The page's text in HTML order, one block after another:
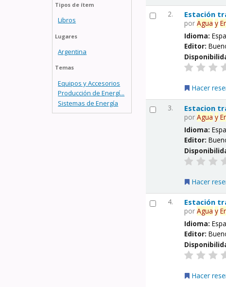
Tipos de ítem
Libros
Lugares
Argentina
Temas
Equipos y Accesorios
Producción de Energí...
Sistemas de Energía
2. Estación
porAgua y
Idioma:
Editor:
Hacer
3. Estacion
porAgua y
Idioma:
Editor:
Hacer
4. Estación
porAgua y
Idioma:
Editor:
Hacer